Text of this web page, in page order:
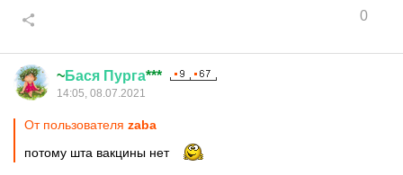
0
~Бася Пурга***
14:05, 08.07.2021
От пользователя zaba
потому шта вакцины нет